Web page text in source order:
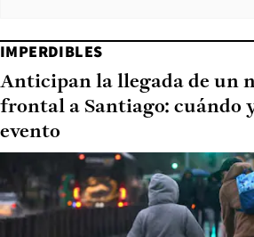
IMPERDIBLES
Anticipan la llegada de un
frontal a Santiago: cuándo
evento